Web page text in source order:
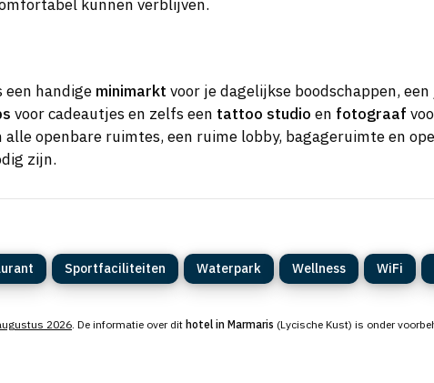
kunnen verblijven.
een handige minimarkt voor je dagelijkse boodschappen, een
voor cadeautjes en zelfs een tattoo studio en fotograaf
openbare ruimtes, een ruime lobby, bagageruimte en
zijn.
Sportfaciliteiten Waterpark Wellness WiFi
2026 . De informatie over dit hotel in Marmaris (Lycische Kust) is onder